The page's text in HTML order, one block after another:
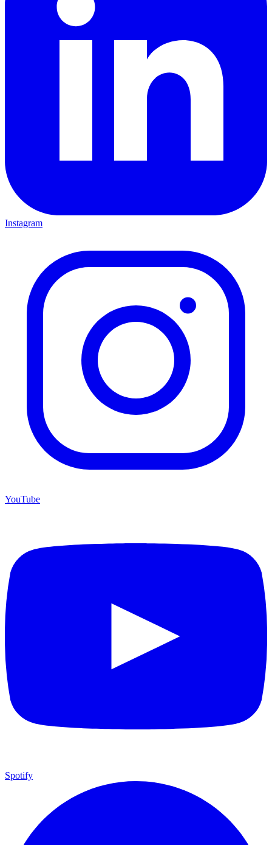
Instagram
YouTube
Spotify